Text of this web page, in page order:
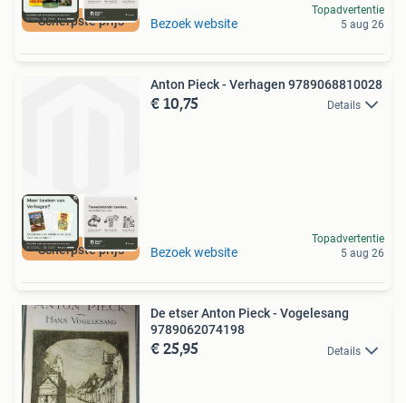
Scherpste prijs Bezoek website
Topadvertentie
5 aug 26
Scherpste prijs
Anton Pieck - Verhagen 9789068810028
€ 10,75 Details
Bezoek website
Topadvertentie
5 aug 26
De etser Anton Pieck - Vogelesang
9789062074198
€ 25,95 Details